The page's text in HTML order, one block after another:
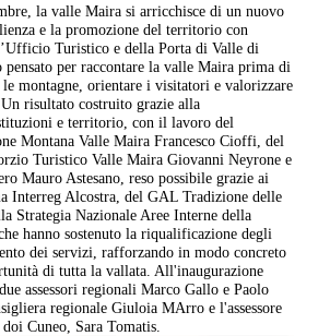
la valle Maira si arricchisce di un nuovo
e la promozione del territorio con
Turistico e della Porta di Valle di
pensato per raccontare la valle Maira prima di
montagne, orientare i visitatori e valorizzare
risultato costruito grazie alla
e territorio, con il lavoro del
Montana Valle Maira Francesco Cioffi, del
Turistico Valle Maira Giovanni Neyrone e
Mauro Astesano, reso possibile grazie ai
Interreg Alcostra, del GAL Tradizione delle
Strategia Nazionale Aree Interne della
hanno sostenuto la riqualificazione degli
dei servizi, rafforzando in modo concreto
di tutta la vallata. All'inaugurazione
assessori regionali Marco Gallo e Paolo
regionale Giuloia MArro e l'assessore
Cuneo, Sara Tomatis.